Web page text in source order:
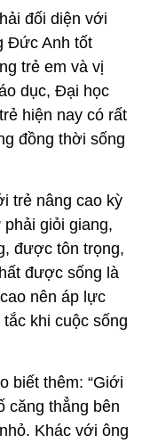
đối diện với
Đức Anh tốt
trẻ em và vị
dục, Đại học
hiện nay có rất
đồng thời sống
trẻ nâng cao kỳ
giỏi giang,
được tôn trọng,
được sống là
nên áp lực
khi cuộc sống
biết thêm: “Giới
căng thẳng bên
Khác với ông